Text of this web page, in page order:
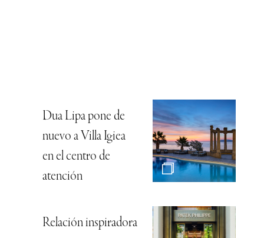
Dua Lipa pone de
nuevo a Villa Igiea
en el centro de
atención
Relación inspiradora